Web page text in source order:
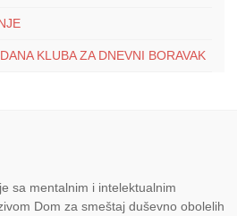
KLUBA ZA DNEVNI BORAVAK
sa mentalnim i intelektualnim
Dom za smeštaj duševno obolelih